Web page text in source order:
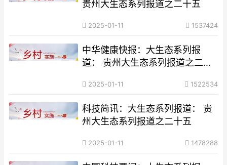
贵州大生态系列报道之二十五
2025-01-11 1537424
中华健康快报：大生态系列报
道： 贵州大生态系列报道之二十
2025-01-11 1522534
科技简讯：大生态系列报道： 贵
州大生态系列报道之二十五
2025-01-11 1478288